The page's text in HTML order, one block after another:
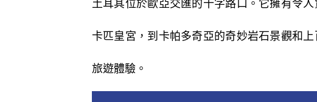
土耳其位於歐亞交匯的十字路口。它擁有令
卡匹皇宮，到卡帕多奇亞的奇妙岩石景觀和
旅遊體驗。